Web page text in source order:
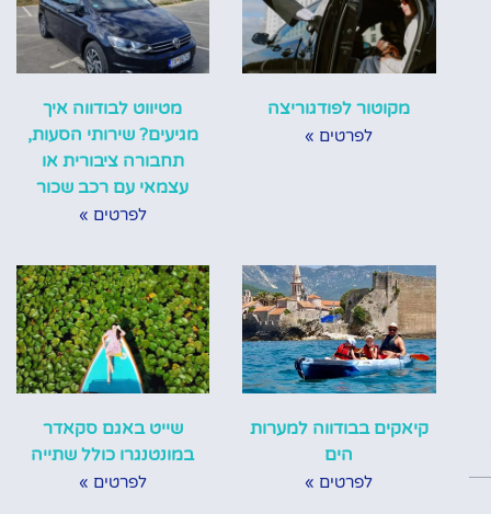
מקוטור לפודגוריצה
לפרטים »
מטיווט לבודווה איך
מגיעים? שירותי הסעות,
תחבורה ציבורית או
עצמאי עם רכב שכור
לפרטים »
קיאקים בבודווה למערות
הים
לפרטים »
שייט באגם סקאדר
במונטנגרו כולל שתייה
לפרטים »